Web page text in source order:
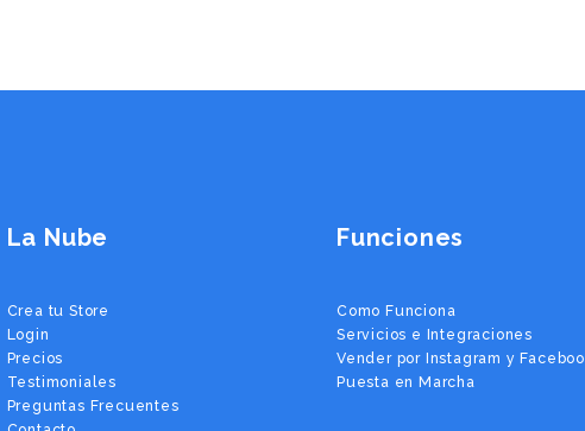
La Nube
Crea tu Store
Login
Precios
Testimoniales
Preguntas Frecuentes
Funciones
Como Funciona
Servicios e Integraciones
Vender por Instagram y
Puesta en Marcha